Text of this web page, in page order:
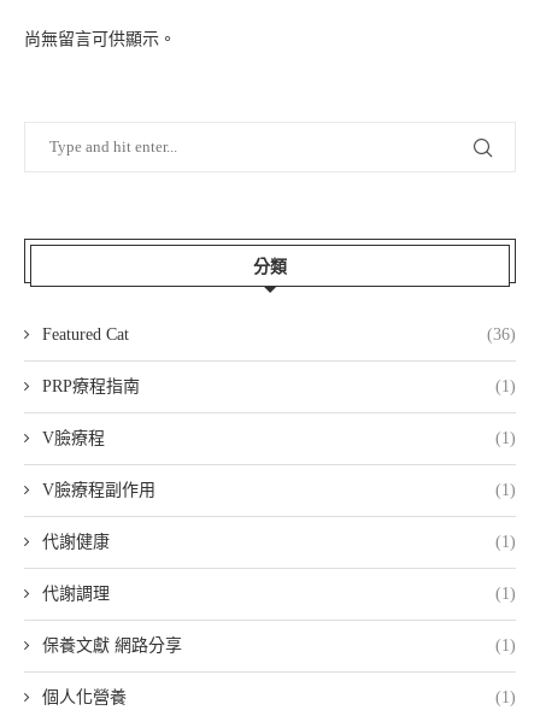
尚無留言可供顯示。
分類
Featured Cat (36)
PRP療程指南 (1)
V臉療程 (1)
V臉療程副作用 (1)
代謝健康 (1)
代謝調理 (1)
保養文獻 網路分享 (1)
個人化營養 (1)